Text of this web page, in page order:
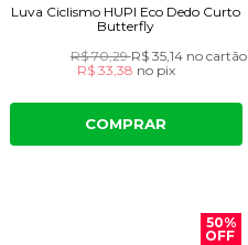
Luva Ciclismo HUPI Eco Dedo Curto
Butterfly
R$ 70,29R$ 35,14 no cartão
R$ 33,38 no pix
COMPRAR
50%
OFF